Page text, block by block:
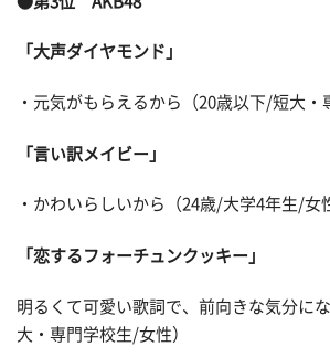
「大声ダイヤモンド」
・元気がもらえるから（20歳以下/短大・
「言い訳メイビー」
・かわいらしいから（24歳/大学4年生/女
「恋するフォーチュンクッキー」
明るくて可愛い歌詞で、前向きな気分に
大・専門学校生/女性）